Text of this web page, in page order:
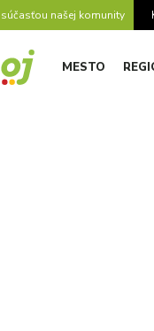
našej komunity
MESTO